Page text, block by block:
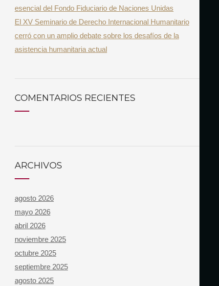
esencial del Fondo Fiduciario de Naciones Unidas
El XV Seminario de Derecho Internacional Humanitario
cerró con un amplio debate sobre los desafíos de la
asistencia humanitaria actual
COMENTARIOS RECIENTES
ARCHIVOS
agosto 2026
mayo 2026
abril 2026
noviembre 2025
octubre 2025
septiembre 2025
agosto 2025